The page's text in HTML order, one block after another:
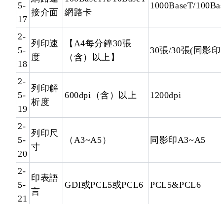
5-
17
接介面
網路卡
1000BaseT/
2-
5-
18
列印速
度
【A4每分鐘30張
（含）以上】
30張/30張(同影
2-
5-
19
列印解
析度
600dpi（含）以上 1200dpi
2-
5-
20
列印尺
寸
（A3~A5） 同影印A3~A5
2-
5-
21
印表語
言
GDI或PCL5或PCL6 PCL5&PCL6